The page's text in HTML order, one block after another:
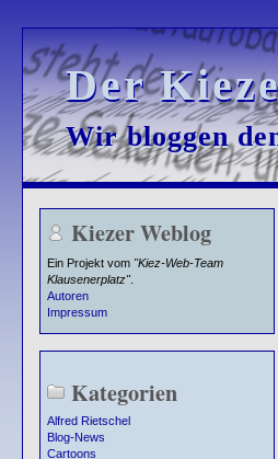
Der
Der
Wir bloggen
Wir bloggen
Kiezer Weblog
Ein Projekt vom "Kiez-Web-Team
Klausenerplatz".
Autoren
Impressum
Kategorien
Alfred Rietschel
Blog-News
Cartoons